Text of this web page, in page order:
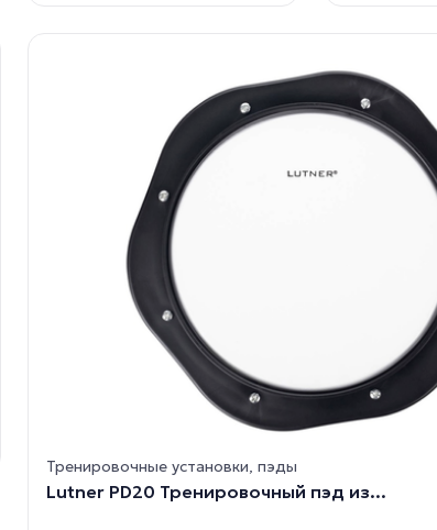
Тренировочные установки, пэды
Lutner PD20 Тренировочный пэд из...